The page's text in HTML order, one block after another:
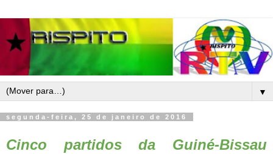
▼
segunda-feira, 25 de janeiro de 2016
Cinco partidos da Guiné-Bissau